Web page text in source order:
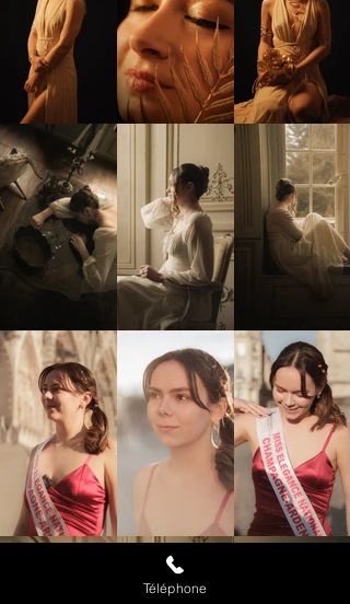
Téléphone